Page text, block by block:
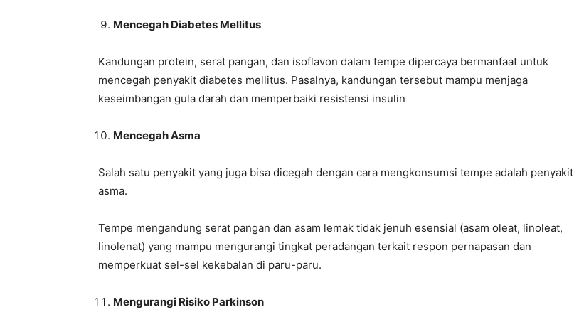
Mencegah Diabetes Mellitus
Kandungan protein, serat pangan, dan isoflavon dalam tempe dipercaya bermanfaat untuk
mencegah penyakit diabetes mellitus. Pasalnya, kandungan tersebut mampu menjaga
keseimbangan gula darah dan memperbaiki resistensi insulin
Mencegah Asma
Salah satu penyakit yang juga bisa dicegah dengan cara mengkonsumsi tempe adalah penyakit
asma.
Tempe mengandung serat pangan dan asam lemak tidak jenuh esensial (asam oleat, linoleat,
linolenat) yang mampu mengurangi tingkat peradangan terkait respon pernapasan dan
memperkuat sel-sel kekebalan di paru-paru.
Mengurangi Risiko Parkinson